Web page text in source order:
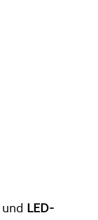
und LED-